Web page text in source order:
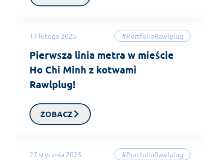
17 lutego 2025 #PortfolioRawlplug
Pierwsza linia metra w mieście
Ho Chi Minh z kotwami
Rawlplug!
ZOBACZ
27 stycznia 2025 #PortfolioRawlplug